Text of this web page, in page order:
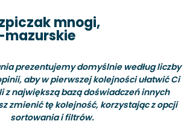
mnogi,
prezentujemy domyślnie według liczby
aby w pierwszej kolejności ułatwić Ci
z największą bazą doświadczeń innych
zmienić tę kolejność, korzystając z opcji
sortowania i filtrów.